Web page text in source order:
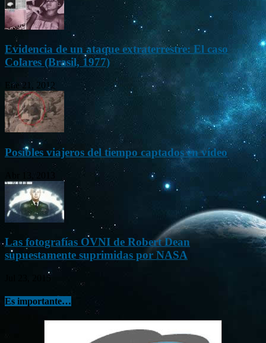
Evidencia de un ataque extraterrestre: El caso
Colares (Brasil, 1977)
Ene 21, 2012
Posibles viajeros del tiempo captados en vídeo
Las fotografías OVNI de Robert Dean
supuestamente suprimidas por NASA
Jul 23, 2015
Es importante…